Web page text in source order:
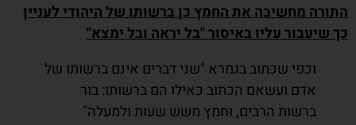
התורה מחשיבה את החמץ כן ברשותו של היהודי לעניין
כך שיעבור עליו באיסור "בל יראה ובל ימצא"
וכפי שכתוב בגמרא "שני דברים אינם ברשותו של
אדם ועשאם הכתוב כאילו הם ברשותו: בור
ברשות הרבים, וחמץ משש שעות ולמעלה"